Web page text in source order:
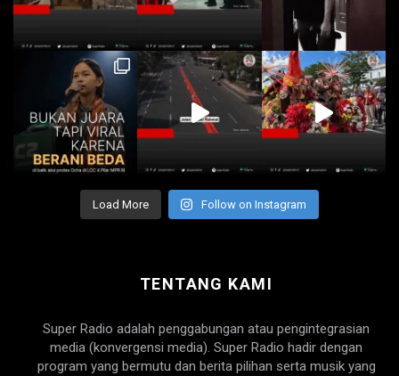
Load More Follow on Instagram
TENTANG KAMI
Super Radio adalah penggabungan atau pengintegrasian
media (konvergensi media). Super Radio hadir dengan
program yang bermutu dan berita pilihan serta musik yang